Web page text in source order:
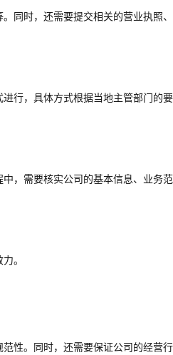
同时，还需要提交相关的营业执照
行，具体方式根据当地主管部门的
，需要核实公司的基本信息、业务范
。
性。同时，还需要保证公司的经营